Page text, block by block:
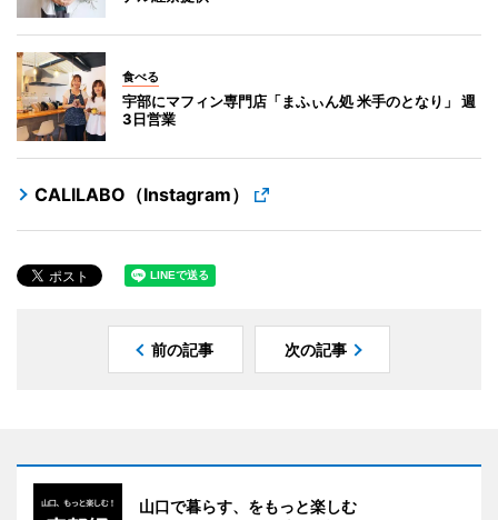
食べる
宇部にマフィン専門店「まふぃん処 米手のとなり」 週
3日営業
CALILABO（Instagram）
前の記事 次の記事
山口で暮らす、をもっと楽しむ